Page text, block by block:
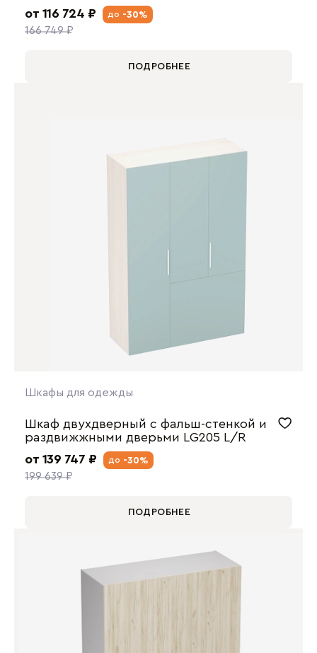
от 116 724 ₽
166 749 ₽
до -30%
ПОДРОБНЕЕ
Шкафы для одежды
Шкаф двухдверный с фальш-стенкой и
раздвижжными дверьми LG205 L/R
от 139 747 ₽
199 639 ₽
до -30%
ПОДРОБНЕЕ